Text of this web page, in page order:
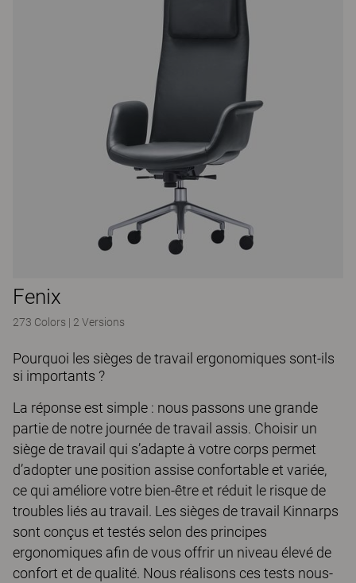
Fenix
273 Colors | 2 Versions
Pourquoi les sièges de travail ergonomiques sont-ils
si importants ?
La réponse est simple : nous passons une grande
partie de notre journée de travail assis. Choisir un
siège de travail qui s’adapte à votre corps permet
d’adopter une position assise confortable et variée,
ce qui améliore votre bien-être et réduit le risque de
troubles liés au travail. Les sièges de travail Kinnarps
sont conçus et testés selon des principes
ergonomiques afin de vous offrir un niveau élevé de
confort et de qualité. Nous réalisons ces tests nous-